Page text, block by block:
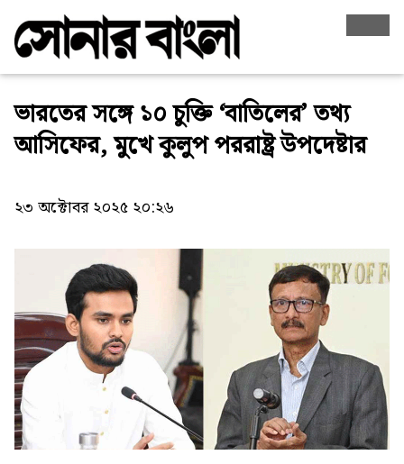
ভারতের সঙ্গে ১০ চুক্তি ‘বাতিলের’ তথ্য
আসিফের, মুখে কুলুপ পররাষ্ট্র উপদেষ্টার
২৩ অক্টোবর ২০২৫ ২০:২৬